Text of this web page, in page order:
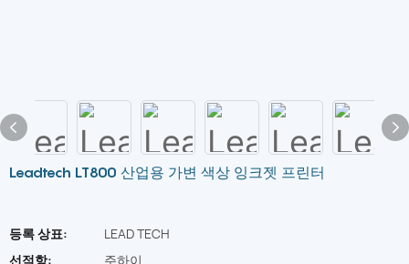
Leadtech LT800 산업용 가변 색상 잉크젯 프린터
등록 상표:
LEAD TECH
선적항:
주하이